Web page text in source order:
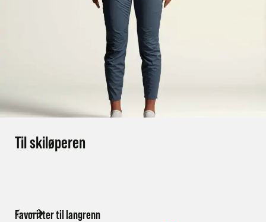
Til skiløperen
Favoritter til langrenn